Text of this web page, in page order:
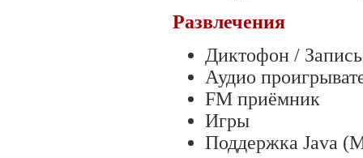
Развлечения
Диктофон / Запись
Аудио
FM приёмник
Игры
Поддержка Java